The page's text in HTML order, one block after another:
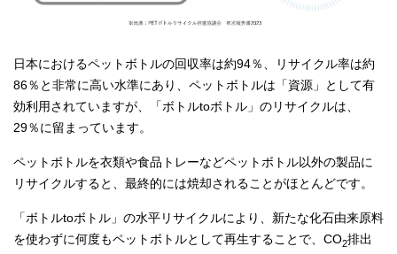
日本におけるペットボトルの回収率は約94％、リサイクル率は約
86％と非常に高い水準にあり、ペットボトルは「資源」として有
効利用されていますが、「ボトルtoボトル」のリサイクルは、
29％に留まっています。
ペットボトルを衣類や食品トレーなどペットボトル以外の製品に
リサイクルすると、最終的には焼却されることがほとんどです。
「ボトルtoボトル」の水平リサイクルにより、新たな化石由来原料
を使わずに何度もペットボトルとして再生することで、CO2排出